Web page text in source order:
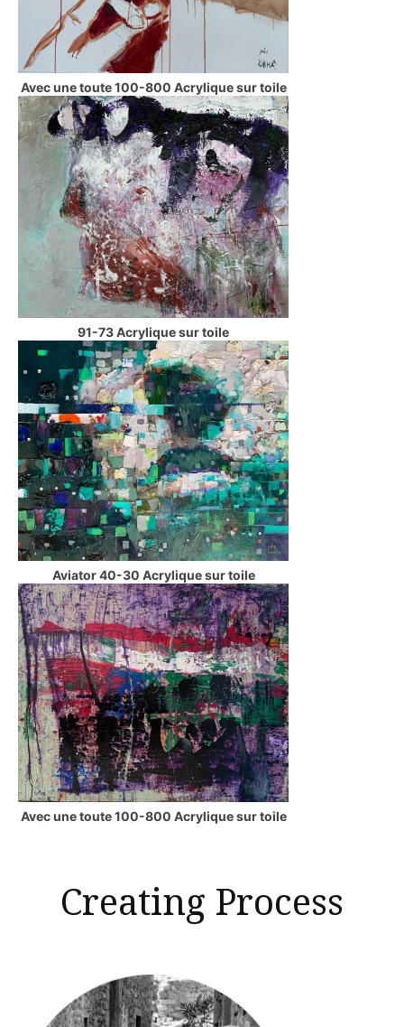
Avec une toute 100-800 Acrylique sur toile
91-73 Acrylique sur toile
Aviator 40-30 Acrylique sur toile
Avec une toute 100-800 Acrylique sur toile
Creating Process